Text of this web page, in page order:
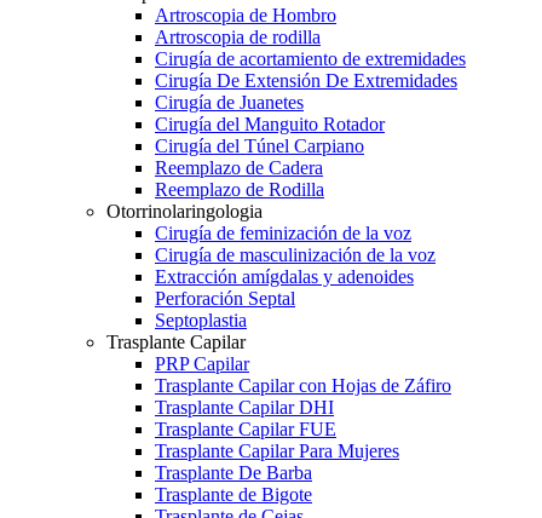
Artroscopia de Hombro
Artroscopia de rodilla
Cirugía de acortamiento de extremidades
Cirugía De Extensión De Extremidades
Cirugía de Juanetes
Cirugía del Manguito Rotador
Cirugía del Túnel Carpiano
Reemplazo de Cadera
Reemplazo de Rodilla
Otorrinolaringologia
Cirugía de feminización de la voz
Cirugía de masculinización de la voz
Extracción amígdalas y adenoides
Perforación Septal
Septoplastia
Trasplante Capilar
PRP Capilar
Trasplante Capilar con Hojas de Záfiro
Trasplante Capilar DHI
Trasplante Capilar FUE
Trasplante Capilar Para Mujeres
Trasplante De Barba
Trasplante de Bigote